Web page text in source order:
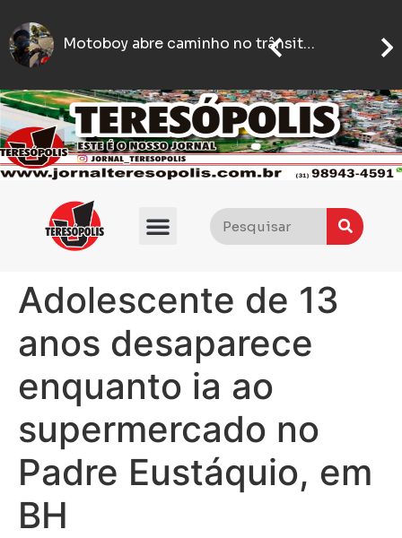
Motoboy abre caminho no trânsito para ajudar mulher que passava mal a chegar ao hospital em BH
motoboy é agredido com socos e empurrões após estacionar em ponto de taxi em BH
Adolescente de 13
anos desaparece
enquanto ia ao
supermercado no
Padre Eustáquio, em
BH